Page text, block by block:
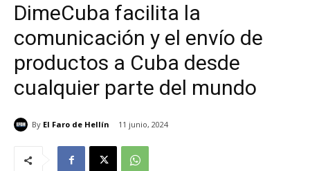
DimeCuba facilita la
comunicación y el envío de
productos a Cuba desde
cualquier parte del mundo
By El Faro de Hellín 11 junio, 2024